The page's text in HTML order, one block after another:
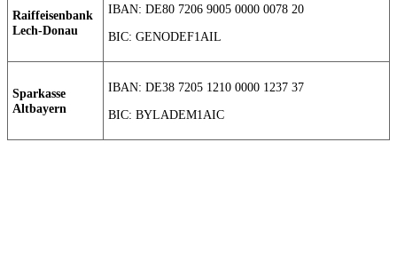
Raiffeisenbank
Lech-Donau
IBAN: DE80 7206 9005 0000 0078 20
BIC: GENODEF1AIL
Sparkasse
Altbayern
IBAN: DE38 7205 1210 0000 1237 37
BIC: BYLADEM1AIC